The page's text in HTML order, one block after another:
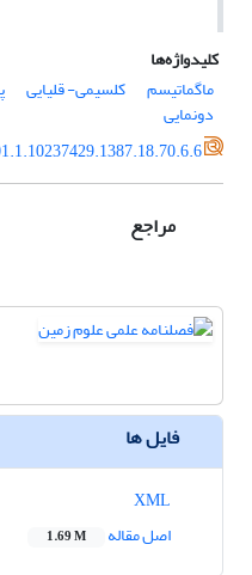
کلیدواژه‌ها
ماگماتیسم
کلسیمی- قلیایی
دونمایی
مراجع
فایل ها
اصل مقاله
1.69 M